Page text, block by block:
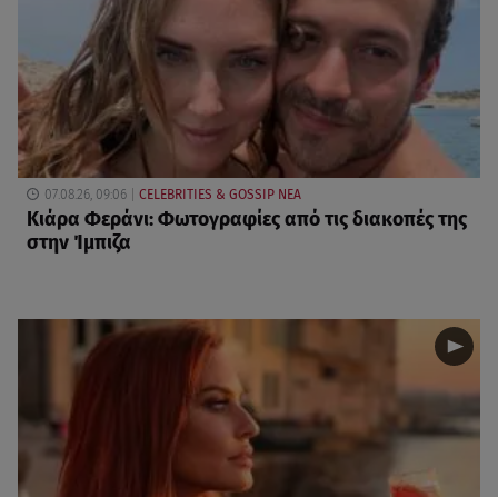
07.08.26, 09:06 CELEBRITIES & GOSSIP ΝΕΑ
Κιάρα Φεράνι: Φωτογραφίες από τις διακοπές της
στην Ίμπιζα